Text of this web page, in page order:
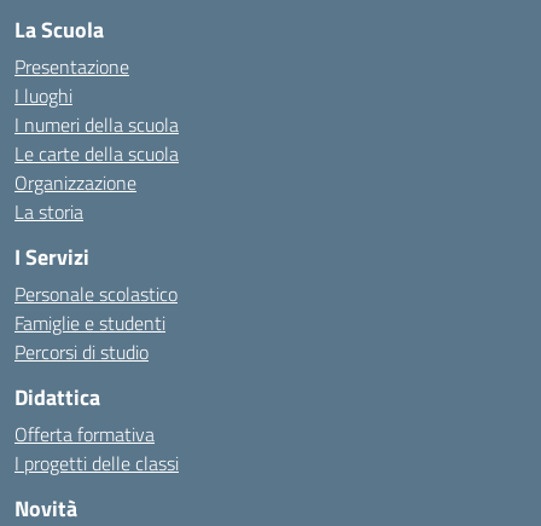
La Scuola
Presentazione
I luoghi
I numeri della scuola
Le carte della scuola
Organizzazione
La storia
I Servizi
Personale scolastico
Famiglie e studenti
Percorsi di studio
Didattica
Offerta formativa
I progetti delle classi
Novità